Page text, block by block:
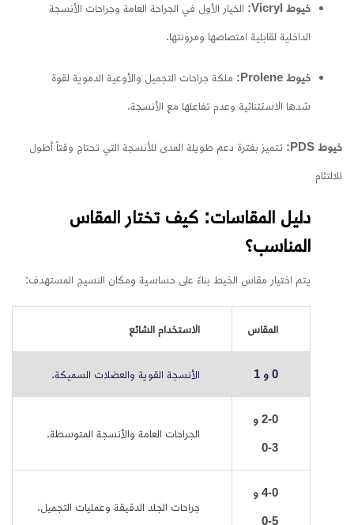
خيوط Vicryl: الخيار الأول في الجراحة العامة وجراحات الأنسجة
الداخلية لقابلية امتصاصها ومرونتها.
خيوط Prolene: ملكة جراحات التجميل والأوعية الدموية لقوة
شدها الاستثنائية وعدم تفاعلها مع الأنسجة.
خيوط PDS: تتميز بفترة دعم طويلة المدى للأنسجة التي تحتاج وقتاً أطول
للالتئام
دليل المقاسات: كيف تختار المقاس
المناسب؟
يتم اختيار مقاس الخيط بناءً على حساسية ومكان النسيج المستهدف:
المقاس الاستخدام الشائع
0 و 1 الأنسجة القوية والعضلات السميكة.
2-0 و
3-0
الجراحات العامة والأنسجة المتوسطة.
4-0 و
5-0
جراحات الجلد الدقيقة وعمليات التجميل.